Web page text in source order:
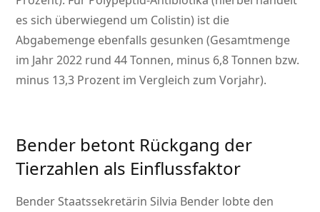
es sich überwiegend um Colistin) ist die
Abgabemenge ebenfalls gesunken (Gesamtmenge
im Jahr 2022 rund 44 Tonnen, minus 6,8 Tonnen bzw.
minus 13,3 Prozent im Vergleich zum Vorjahr).
Bender betont Rückgang der
Tierzahlen als Einflussfaktor
Bender Staatssekretärin Silvia Bender lobte den